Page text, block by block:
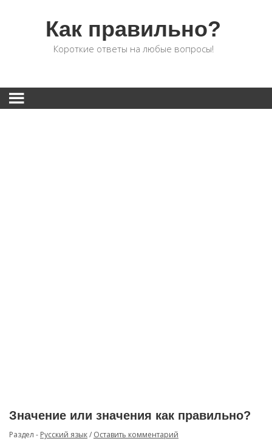
Как правильно?
Короткие ответы на любые вопросы!
Значение или значения как правильно?
Раздел - Русский язык/ Оставить комментарий